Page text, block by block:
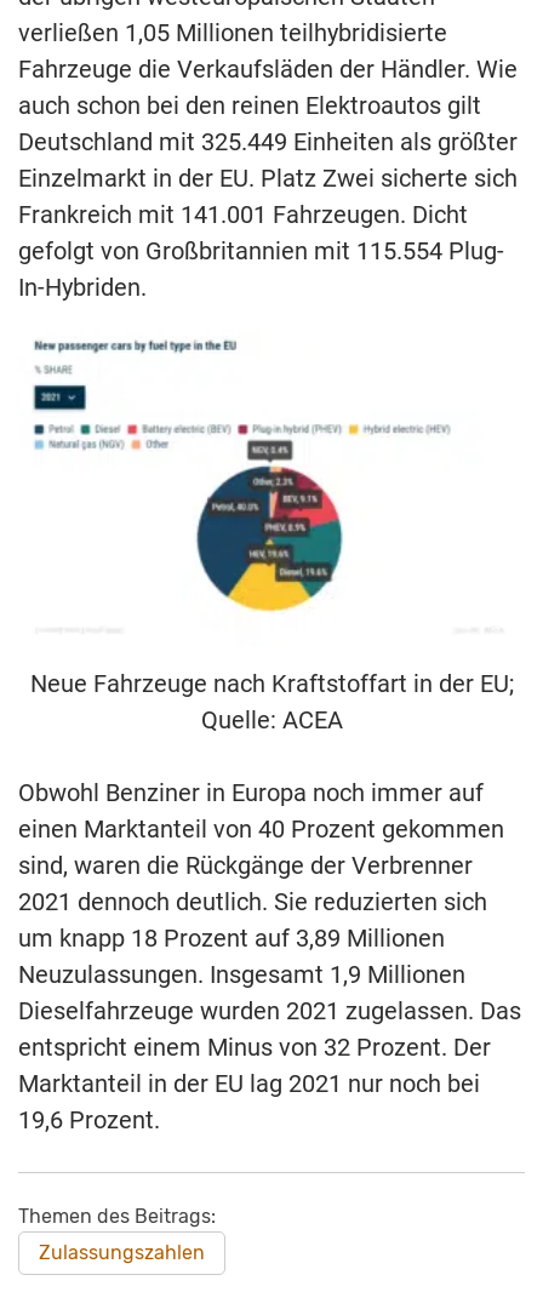
verließen 1,05 Millionen teilhybridisierte
Fahrzeuge die Verkaufsläden der Händler. Wie
auch schon bei den reinen Elektroautos gilt
Deutschland mit 325.449 Einheiten als größter
Einzelmarkt in der EU. Platz Zwei sicherte sich
Frankreich mit 141.001 Fahrzeugen. Dicht
gefolgt von Großbritannien mit 115.554 Plug-
In-Hybriden.
Neue Fahrzeuge nach Kraftstoffart in der EU;
Quelle: ACEA
Obwohl Benziner in Europa noch immer auf
einen Marktanteil von 40 Prozent gekommen
sind, waren die Rückgänge der Verbrenner
2021 dennoch deutlich. Sie reduzierten sich
um knapp 18 Prozent auf 3,89 Millionen
Neuzulassungen. Insgesamt 1,9 Millionen
Dieselfahrzeuge wurden 2021 zugelassen. Das
entspricht einem Minus von 32 Prozent. Der
Marktanteil in der EU lag 2021 nur noch bei
19,6 Prozent.
Themen des Beitrags:
Zulassungszahlen